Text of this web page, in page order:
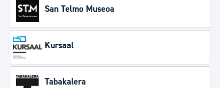
San Telmo Museoa
Kursaal
Tabakalera